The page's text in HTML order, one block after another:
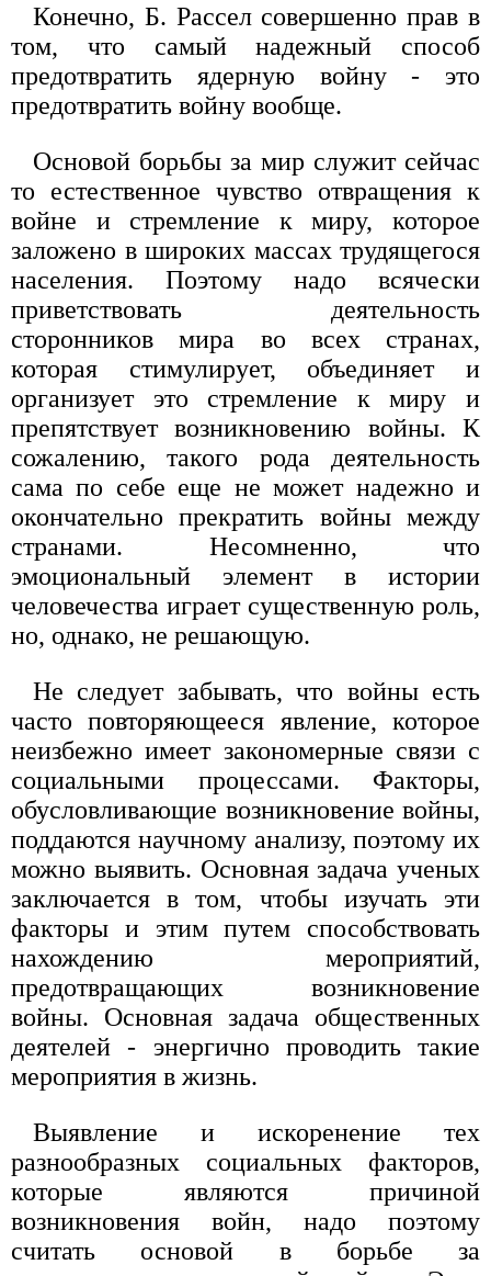
Конечно, Б. Рассел совершенно прав в
том, что самый надежный способ
предотвратить ядерную войну - это
предотвратить войну вообще.
Основой борьбы за мир служит сейчас
то естественное чувство отвращения к
войне и стремление к миру, которое
заложено в широких массах трудящегося
населения. Поэтому надо всячески
приветствовать деятельность
сторонников мира во всех странах,
которая стимулирует, объединяет и
организует это стремление к миру и
препятствует возникновению войны. К
сожалению, такого рода деятельность
сама по себе еще не может надежно и
окончательно прекратить войны между
странами. Несомненно, что
эмоциональный элемент в истории
человечества играет существенную роль,
но, однако, не решающую.
Не следует забывать, что войны есть
часто повторяющееся явление, которое
неизбежно имеет закономерные связи с
социальными процессами. Факторы,
обусловливающие возникновение войны,
поддаются научному анализу, поэтому их
можно выявить. Основная задача ученых
заключается в том, чтобы изучать эти
факторы и этим путем способствовать
нахождению мероприятий,
предотвращающих возникновение
войны. Основная задача общественных
деятелей - энергично проводить такие
мероприятия в жизнь.
Выявление и искоренение тех
разнообразных социальных факторов,
которые являются причиной
возникновения войн, надо поэтому
считать основой в борьбе за